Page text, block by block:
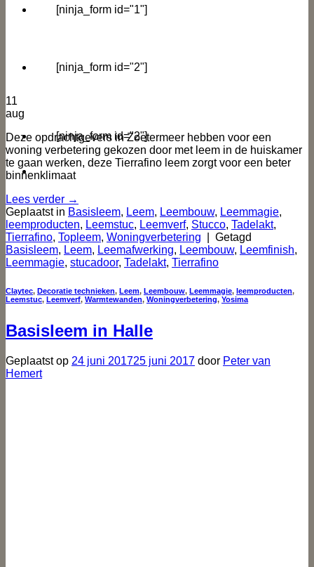
[ninja_form id="1"]
[ninja_form id="2"]
[ninja_form id="2"]
11
aug
Deze opdrachtgevers in Zoetermeer hebben voor een
woning verbetering gekozen door met leem in de huiskamer
te gaan werken, deze Tierrafino leem zorgt voor een beter
binnenklimaat
Lees verder →
Geplaatst in Basisleem, Leem, Leembouw, Leemmagie,
leemproducten, Leemstuc, Leemverf, Stucco, Tadelakt,
Tierrafino, Topleem, Woningverbetering
Getagd
Basisleem, Leem, Leemafwerking, Leembouw, Leemfinish,
Leemmagie, stucadoor, Tadelakt, Tierrafino
Claytec, Decoratie technieken, Leem, Leembouw, Leemmagie, leemproducten,
Leemstuc, Leemverf, Warmtewanden, Woningverbetering, Yosima
Basisleem in Halle
Geplaatst op 24 juni 201725 juni 2017 door Peter van
Hemert